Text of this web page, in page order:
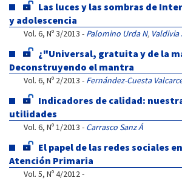
Las luces y las sombras de
y adolescencia
Vol. 6, Nº 3/2013 - Palomino Urda N, Valdivia
¿"Universal, gratuita y de la
Deconstruyendo el mantra
Vol. 6, Nº 2/2013 - Fernández-Cuesta
Indicadores de calidad:
utilidades
Vol. 6, Nº 1/2013 - Carrasco Sanz Á
El papel de las redes sociales
Atención Primaria
Vol. 5, Nº 4/2012 -